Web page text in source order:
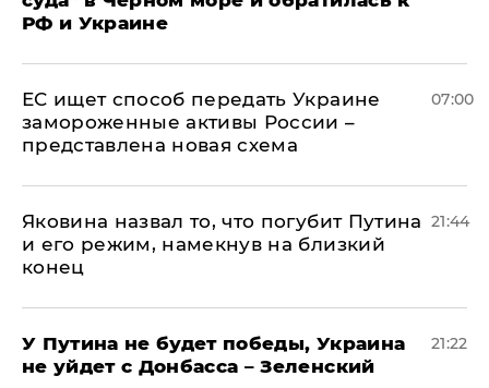
РФ и Украине
ЕС ищет способ передать Украине
замороженные активы России –
представлена новая схема
07:00
Яковина назвал то, что погубит Путина
и его режим, намекнув на близкий
конец
21:44
У Путина не будет победы, Украина
не уйдет с Донбасса – Зеленский
21:22